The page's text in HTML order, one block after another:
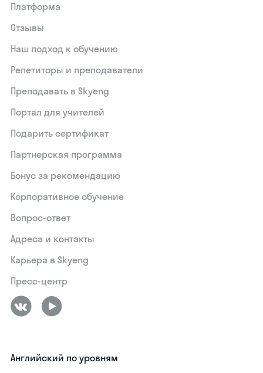
Платформа
Отзывы
Наш подход к обучению
Репетиторы и преподаватели
Преподавать в Skyeng
Портал для учителей
Подарить сертификат
Партнерская программа
Бонус за рекомендацию
Корпоративное обучение
Вопрос-ответ
Адреса и контакты
Карьера в Skyeng
Пресс-центр
Английский по уровням